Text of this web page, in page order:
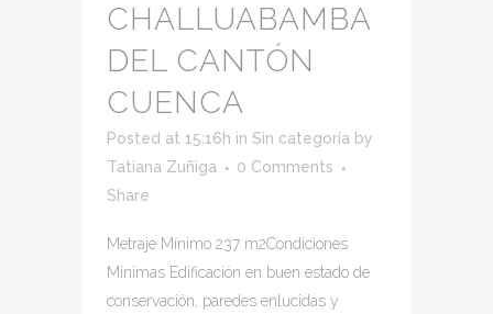
CHALLUABAMBA
DEL CANTÓN
CUENCA
Posted at 15:16h in Sin categoría by
Tatiana Zuñiga
0 Comments
Share
Metraje Mínimo 237 m2Condiciones
Mínimas Edificación en buen estado de
conservación, paredes enlucidas y